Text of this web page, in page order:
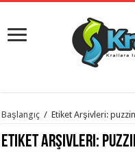
istanbul
evden
eve
Başlangıç / Etiket Arşivleri:
Etiket Arşivleri: